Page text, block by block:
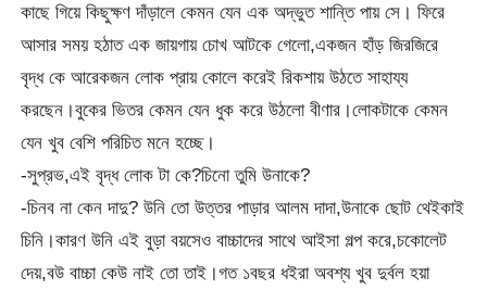
কাছে গিয়ে কিছুক্ষণ দাঁড়ালে কেমন যেন এক অদ্ভুত শান্তি পায় সে। ফিরে
আসার সময় হঠাত এক জায়গায় চোখ আটকে গেলো,একজন হাঁড় জিরজিরে
বৃদ্ধ কে আরেকজন লোক প্রায় কোলে করেই রিকশায় উঠতে সাহায্য
করছেন।বুকের ভিতর কেমন যেন ধুক করে উঠলো বীণার।লোকটাকে কেমন
যেন খুব বেশি পরিচিত মনে হচ্ছে।
-সুপ্রভ,এই বৃদ্ধ লোক টা কে?চিনো তুমি উনাকে?
-চিনব না কেন দাদু? উনি তো উত্তর পাড়ার আলম দাদা,উনাকে ছোট থেইকাই
চিনি।কারণ উনি এই বুড়া বয়সেও বাচ্চাদের সাথে আইসা গল্প করে,চকোলেট
দেয়,বউ বাচ্চা কেউ নাই তো তাই।গত ১বছর ধইরা অবশ্য খুব দুর্বল হয়া